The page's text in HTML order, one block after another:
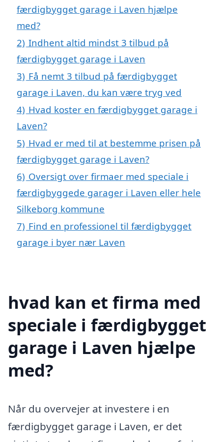
færdigbygget garage i Laven hjælpe
med?
2) Indhent altid mindst 3 tilbud på
færdigbygget garage i Laven
3) Få nemt 3 tilbud på færdigbygget
garage i Laven, du kan være tryg ved
4) Hvad koster en færdigbygget garage i
Laven?
5) Hvad er med til at bestemme prisen på
færdigbygget garage i Laven?
6) Oversigt over firmaer med speciale i
færdigbyggede garager i Laven eller hele
Silkeborg kommune
7) Find en professionel til færdigbygget
garage i byer nær Laven
hvad kan et firma med
speciale i færdigbygget
garage i Laven hjælpe
med?
Når du overvejer at investere i en
færdigbygget garage i Laven, er det